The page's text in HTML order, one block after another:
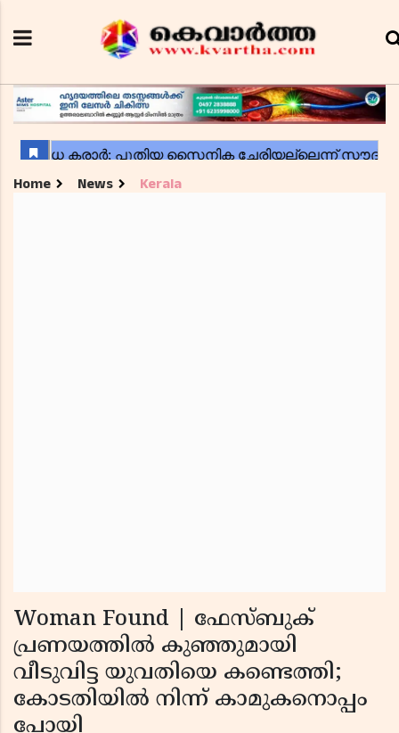
Home News Kerala
Woman Found | ഫേസ്ബുക്
പ്രണയത്തിൽ കുഞ്ഞുമായി
വീടുവിട്ട യുവതിയെ കണ്ടെത്തി;
കോടതിയിൽ നിന്ന് കാമുകനൊപ്പം
പോയി